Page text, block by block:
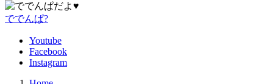
ででんぱ?
Youtube
Facebook
Instagram